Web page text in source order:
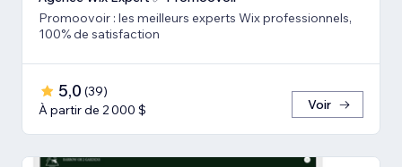
Promoovoir : les meilleurs experts Wix professionnels,
100% de satisfaction
5,0 (39)
À partir de 2 000 $
Voir